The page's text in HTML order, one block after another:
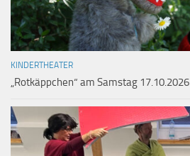
KINDERTHEATER
„Rotkäppchen“ am Samstag 17.10.2026